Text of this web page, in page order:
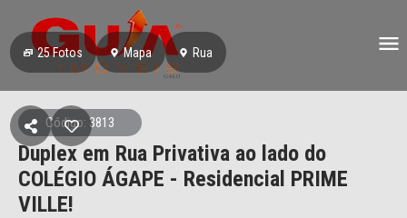
25Fotos Mapa Rua
Código: 3813
Duplex em Rua Privativa ao lado do
COLÉGIO ÁGAPE - Residencial PRIME
VILLE!